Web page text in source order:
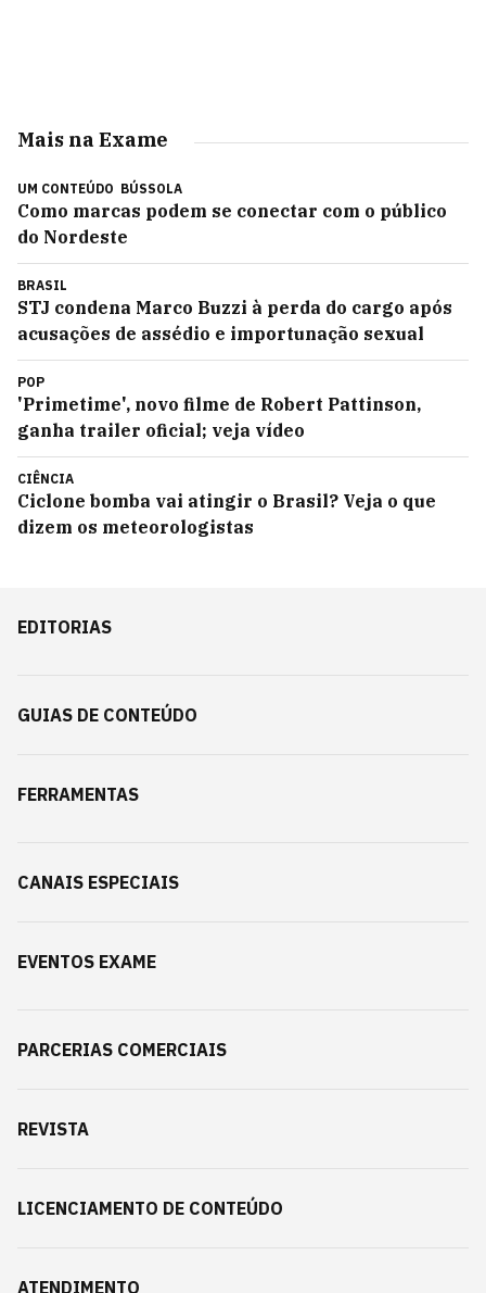
Mais na Exame
UM CONTEÚDO BÚSSOLA
Como marcas podem se conectar com o público
do Nordeste
BRASIL
STJ condena Marco Buzzi à perda do cargo após
acusações de assédio e importunação sexual
POP
'Primetime', novo filme de Robert Pattinson,
ganha trailer oficial; veja vídeo
CIÊNCIA
Ciclone bomba vai atingir o Brasil? Veja o que
dizem os meteorologistas
EDITORIAS
GUIAS DE CONTEÚDO
FERRAMENTAS
CANAIS ESPECIAIS
EVENTOS EXAME
PARCERIAS COMERCIAIS
REVISTA
LICENCIAMENTO DE CONTEÚDO
ATENDIMENTO